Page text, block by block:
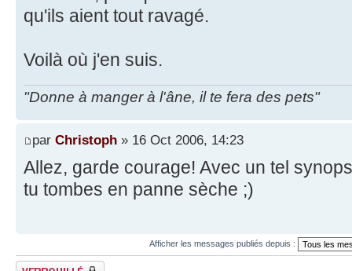
qu'ils aient tout ravagé.
Voilà où j'en suis.
"Donne à manger à l'âne, il te fera des pets"
par Christoph » 16 Oct 2006, 14:23
Allez, garde courage! Avec un tel
tu tombes en panne sèche ;)
Afficher les messages publiés depuis :
Fil verrouillé